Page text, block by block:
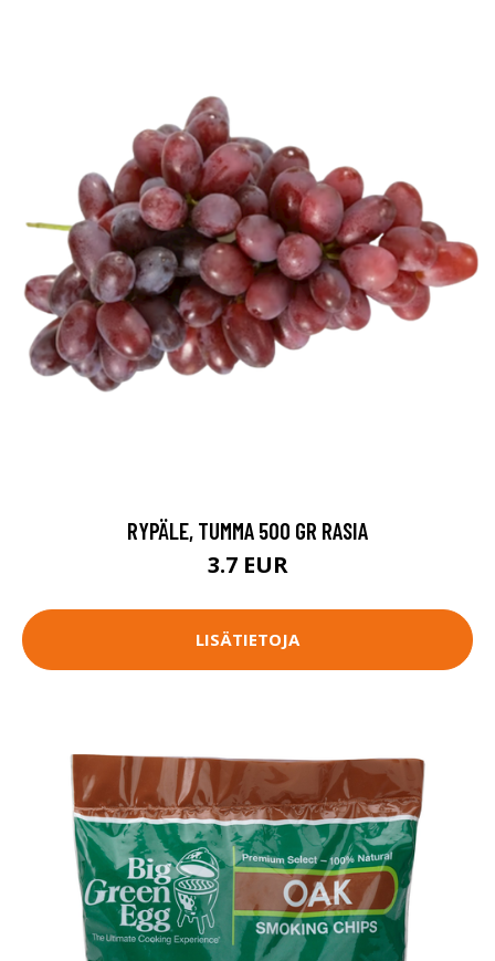
RYPÄLE, TUMMA 500 GR RASIA
3.7 EUR
LISÄTIETOJA